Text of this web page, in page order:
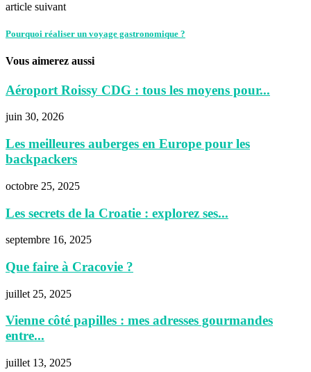
article suivant
Pourquoi réaliser un voyage gastronomique ?
Vous aimerez aussi
Aéroport Roissy CDG : tous les moyens pour...
juin 30, 2026
Les meilleures auberges en Europe pour les
backpackers
octobre 25, 2025
Les secrets de la Croatie : explorez ses...
septembre 16, 2025
Que faire à Cracovie ?
juillet 25, 2025
Vienne côté papilles : mes adresses gourmandes
entre...
juillet 13, 2025